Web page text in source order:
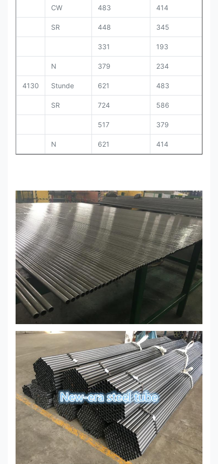
CW 483 414
SR 448 345
331 193
N 379 234
4130 Stunde 621 483
SR 724 586
517 379
N 621 414